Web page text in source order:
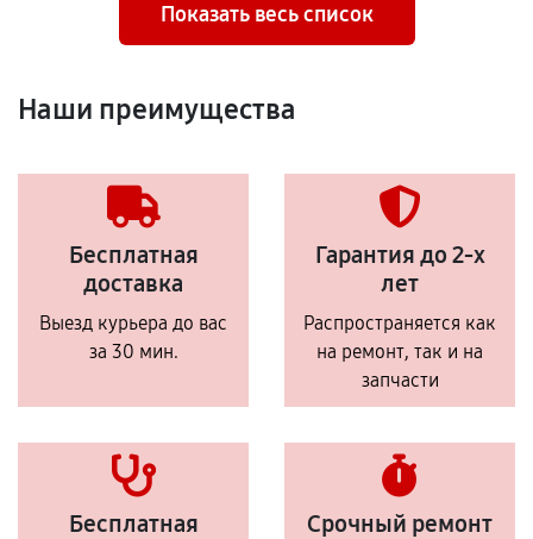
Показать весь список
Наши преимущества
Бесплатная
доставка
Выезд курьера до вас
за 30 мин.
Гарантия до 2-х
лет
Распространяется как
на ремонт, так и на
запчасти
Бесплатная
Срочный ремонт